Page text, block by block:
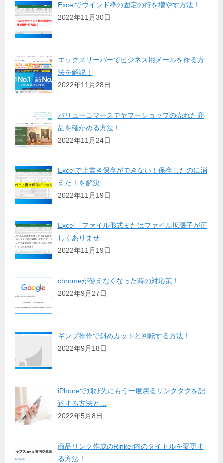
Excelでウインド枠の固定の行を増やす方法！
2022年11月30日
エックスサーバーでビジネス用メールを作る方
法を解説！
2022年11月28日
バリューコマースでヤフーショップの売れた商
品を確かめる方法！
2022年11月24日
Excelで上書き保存ができない！保存したのに消
えた！を解決…
2022年11月19日
Excel「ファイル形式またはファイル拡張子が正
しくありませ…
2022年11月19日
chromeが使えなくなった時の対応策！
2022年9月27日
ギンプ操作で斜めカットと回転する方法！
2022年9月18日
iPhoneで飛び先にもう一度戻るリンクタグを記
述する方法と…
2022年5月8日
商品リンク作成のRinker内のタイトルを変更す
る方法！